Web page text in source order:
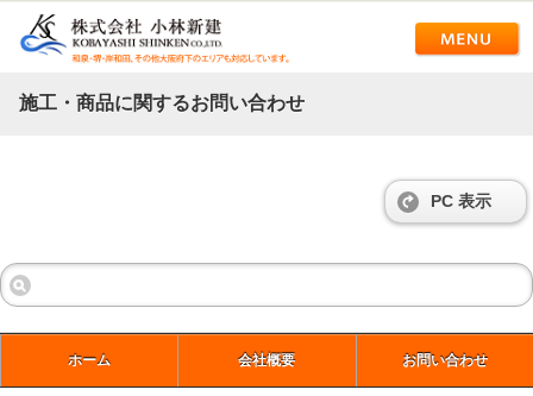
施工・商品に関するお問い合わせ
PC 表示
ホーム 会社概要 お問い合わせ